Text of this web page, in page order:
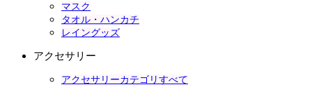
マスク
タオル・ハンカチ
レイングッズ
アクセサリー
アクセサリーカテゴリすべて